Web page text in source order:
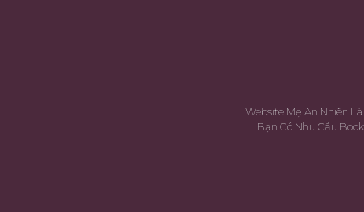
Website Mẹ An Nhiên
Bạn Có Nhu Cầu